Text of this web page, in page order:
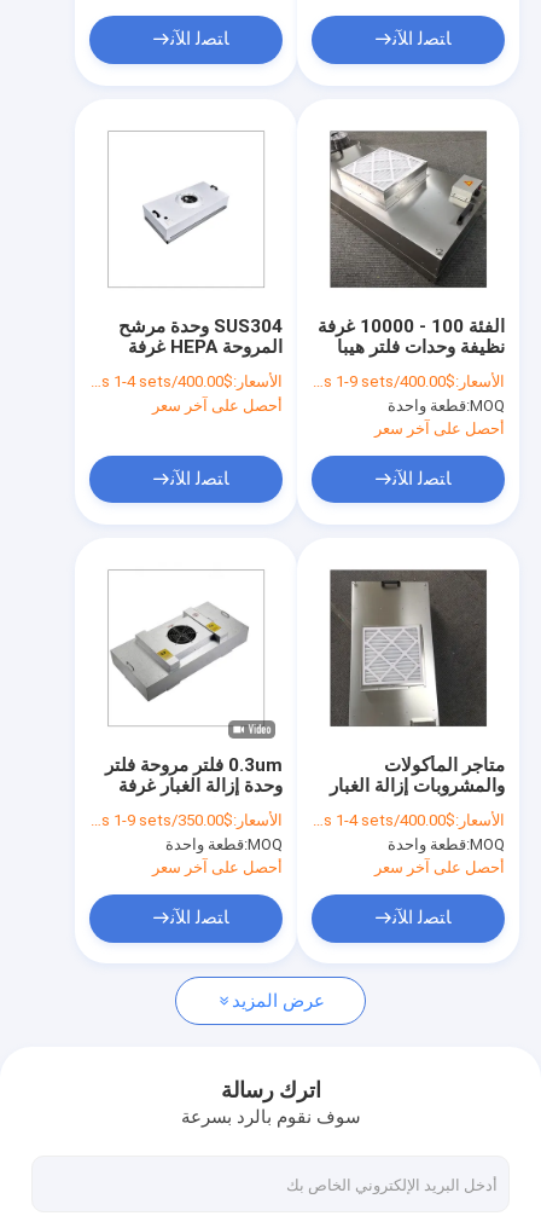
المنتجات
فيديوهات
برنامج VR
جولة في المصنع
مراقبة الجودة
اتصل بنا
لوحات الغرف النظيفة
لوحة شطيرة
ﺎﺘﺼﻟ ﺍﻶﻧ ﺎﺘﺼﻟ ﺍﻶﻧ
SUS304 وحدة مرشح
المروحة HEPA غرفة
35KG
الأسعار:$400.00/sets 1-4 sets
أحصل على آخر سعر
ﺎﺘﺼﻟ ﺍﻶﻧ
الفئة 100 - 10000 غرفة
نظيفة وحدات فلتر هيبا
50 هرتز Ffu مطهر الهواء
الأسعار:$400.00/sets 1-9 sets
MOQ: قطعة واحدة
أحصل على آخر سعر
ﺎﺘﺼﻟ ﺍﻶﻧ
0.3um فلتر مروحة فلتر
وحدة إزالة الغبار غرفة
النظافة المستشفى تدفق
الهواء لامينار Ffu فلتر
هيبا
الأسعار:$350.00/sets 1-9 sets
MOQ: قطعة واحدة
أحصل على آخر سعر
ﺎﺘﺼﻟ ﺍﻶﻧ
متاجر المأكولات
والمشروبات إزالة الغبار
وحدة مروحة هيبا وحدة
مرشح مروحة ULPA Ffu
محرك DC
الأسعار:$400.00/sets 1-4 sets
MOQ: قطعة واحدة
أحصل على آخر سعر
ﺎﺘﺼﻟ ﺍﻶﻧ
عرض المزيد
اترك رسالة
سوف نقوم بالرد بسرعة